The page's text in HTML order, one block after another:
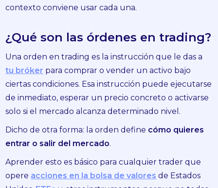
contexto conviene usar cada una.
¿Qué son las órdenes en trading?
Una orden en trading es la instrucción que le das a
tu bróker para comprar o vender un activo bajo
ciertas condiciones. Esa instrucción puede ejecutarse
de inmediato, esperar un precio concreto o activarse
solo si el mercado alcanza determinado nivel.
Dicho de otra forma: la orden define cómo quieres
entrar o salir del mercado.
Aprender esto es básico para cualquier trader que
opere acciones en la bolsa de valores de Estados